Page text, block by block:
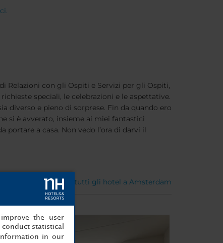
Relazioni con gli Ospiti e Servizi per gli Ospiti,
speciali, le celebrazioni e le aspettative.
diverso e pieno di sorprese. Fin da quando ero
si è avverato, insieme ai miei fantastici
a casa. Non vedo l’ora di darvi il
Vedi tutti gli hotel a Amsterdam
the user
statistical
in our